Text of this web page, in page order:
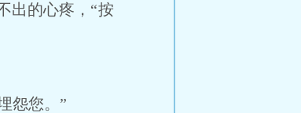
出的心疼，“按
怨您。”